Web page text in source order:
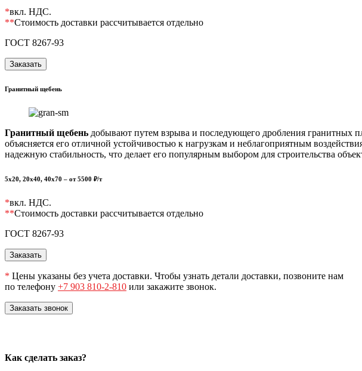
*вкл. НДС.
**Стоимость доставки рассчитывается отдельно
ГОСТ 8267-93
Заказать
Гранитный щебень
Гранитный щебень добывают путем взрыва и последующего дробления гранитных
объясняется его отличной устойчивостью к нагрузкам и неблагоприятным
надежную стабильность, что делает его популярным выбором для строительства
5х20, 20х40, 40х70 – от5500 ₽/т
*вкл. НДС.
**Стоимость доставки рассчитывается отдельно
ГОСТ 8267-93
Заказать
* Цены указаны без учета доставки. Чтобы узнать детали доставки, позвоните нам
по телефону +7 903 810-2-810 или закажите звонок.
Заказать звонок
Как сделать заказ?